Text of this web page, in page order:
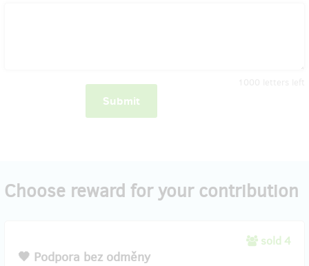
Submit
Choose reward for your contribution
sold 4
​🖤 Podpora bez odměny